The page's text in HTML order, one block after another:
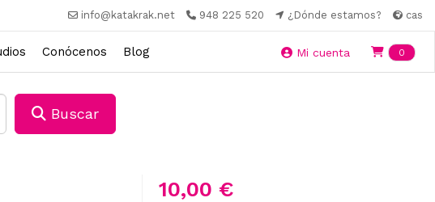
info@katakrak.net 948 225 520 ¿Dónde estamos? cas
Conócenos Blog Mi cuenta 0
Buscar
10,00 €